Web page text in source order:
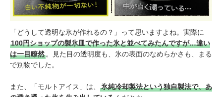
「どうして透明な氷が作れるの？」って思いますよね。実際に
100円ショップの製氷皿で作った氷と並べてみたんですが…違い
は一目瞭然 。見た目の透明度も、氷の表面のなめらかさも、まる
で別物でした。
また、「モルトアイス」は、
氷純冷却製法という独自製法で、あ